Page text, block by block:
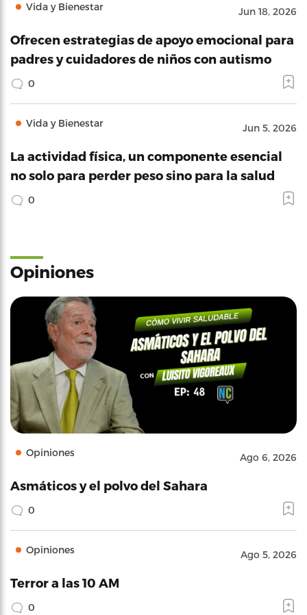
Vida y Bienestar Jun 18, 2026
Ofrecen estrategias de apoyo emocional para
padres y cuidadores de niños con autismo
0
Vida y Bienestar Jun 5, 2026
La actividad física, un componente esencial
no solo para perder peso sino para la salud
0
Opiniones
Opiniones Ago 6, 2026
Asmáticos y el polvo del Sahara
0
Opiniones Ago 5, 2026
Terror a las 10 AM
0